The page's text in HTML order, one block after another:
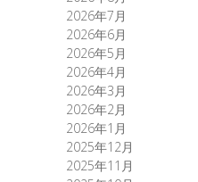
2026年7月
2026年6月
2026年5月
2026年4月
2026年3月
2026年2月
2026年1月
2025年12月
2025年11月